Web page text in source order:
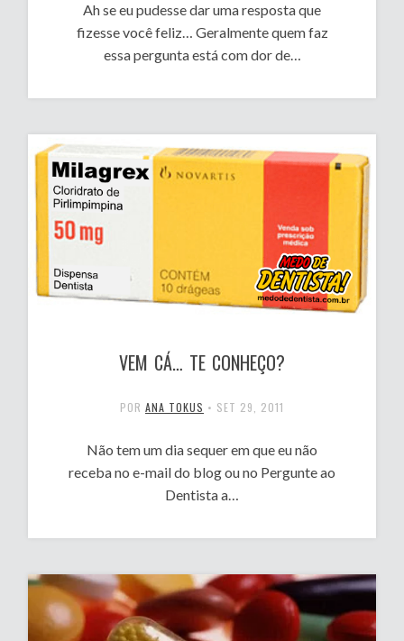
Ah se eu pudesse dar uma resposta que
fizesse você feliz… Geralmente quem faz
essa pergunta está com dor de…
VEM CÁ… TE CONHEÇO?
POR ANA TOKUS • SET 29, 2011
Não tem um dia sequer em que eu não
receba no e-mail do blog ou no Pergunte ao
Dentista a…